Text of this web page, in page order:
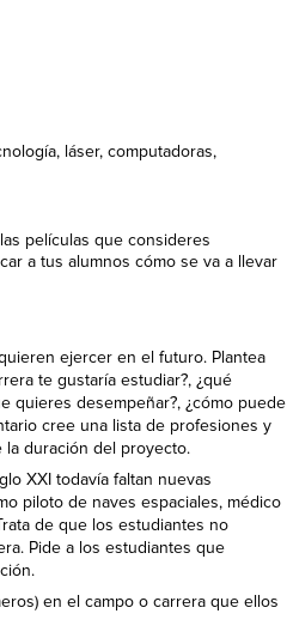
láser, computadoras,
películas que consideres
a tus alumnos cómo se va a llevar
ejercer en el futuro. Plantea
te gustaría estudiar?, ¿qué
quieres desempeñar?, ¿cómo puede
cree una lista de profesiones y
la duración del proyecto.
XXI todavía faltan nuevas
piloto de naves espaciales, médico
de que los estudiantes no
Pide a los estudiantes que
en el campo o carrera que ellos